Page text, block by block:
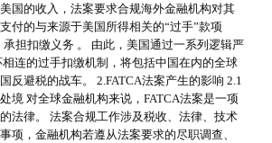
国的收入，法案要求合规海外金融机构对其
付的与来源于美国所得相关的“过手”款项
承担扣缴义务 。 由此，美国通过一系列逻辑严
连的过手扣缴机制，将包括中国在内的全球
反避税的战车。 2.FATCA法案产生的影响 2.1
境 对全球金融机构来说，FATCA法案是一项
法律。 法案合规工作涉及税收、法律、技术
项，金融机构若遵从法案要求的尽职调查、